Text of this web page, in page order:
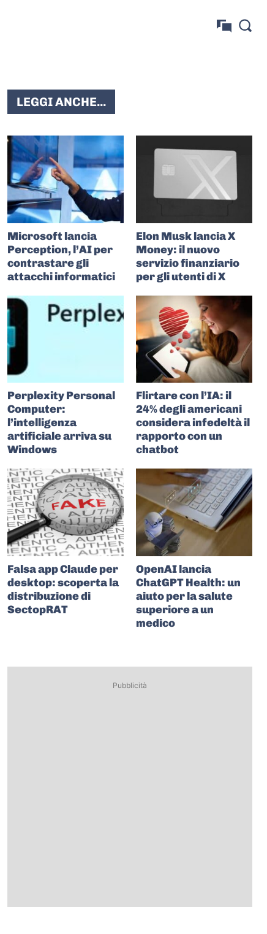
LEGGI ANCHE...
Microsoft lancia
Perception, l’AI per
contrastare gli
attacchi informatici
Elon Musk lancia X
Money: il nuovo
servizio finanziario
per gli utenti di X
Perplexity Personal
Computer:
l’intelligenza
artificiale arriva su
Windows
Flirtare con l’IA: il
24% degli americani
considera infedeltà il
rapporto con un
chatbot
Falsa app Claude per
desktop: scoperta la
distribuzione di
SectopRAT
OpenAI lancia
ChatGPT Health: un
aiuto per la salute
superiore a un
medico
Pubblicità